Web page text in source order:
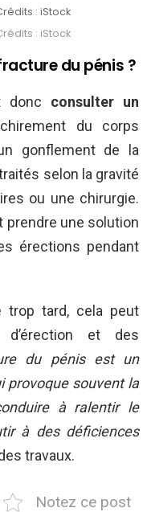
: iStock
: iStock
du pénis ?
donc consulter un
du corps
gonflement de la
selon la gravité
ou une chirurgie.
prendre une solution
érections pendant
trop tard, cela peut
d’érection et des
du pénis est un
provoque souvent la
à ralentir le
à des déficiences
travaux.
Notez ce post